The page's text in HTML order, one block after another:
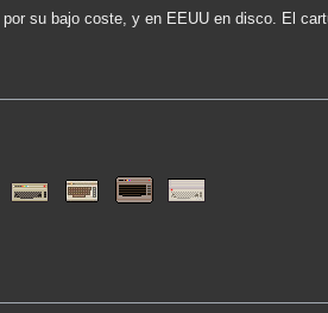
su bajo coste, y en EEUU en disco. El